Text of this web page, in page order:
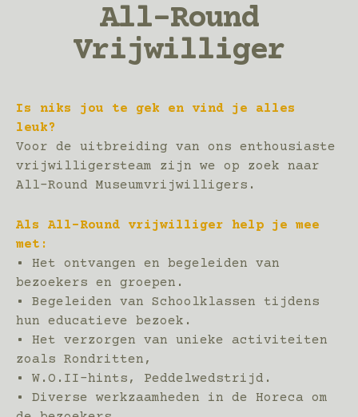
All-Round
Vrijwilliger
Is niks jou te gek en vind je alles
leuk?
Voor de uitbreiding van ons enthousiaste
vrijwilligersteam zijn we op zoek naar
All-Round Museumvrijwilligers.
Als All-Round vrijwilliger help je mee
met:
• Het ontvangen en begeleiden van
bezoekers en groepen.
• Begeleiden van Schoolklassen tijdens
hun educatieve bezoek.
• Het verzorgen van unieke activiteiten
zoals Rondritten,
• W.O.II-hints, Peddelwedstrijd.
• Diverse werkzaamheden in de Horeca om